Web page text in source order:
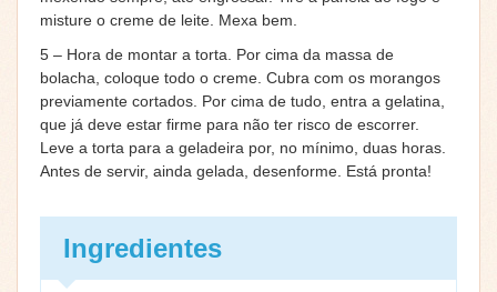
misture o creme de leite. Mexa bem.
5 – Hora de montar a torta. Por cima da massa de
bolacha, coloque todo o creme. Cubra com os morangos
previamente cortados. Por cima de tudo, entra a gelatina,
que já deve estar firme para não ter risco de escorrer.
Leve a torta para a geladeira por, no mínimo, duas horas.
Antes de servir, ainda gelada, desenforme. Está pronta!
Ingredientes